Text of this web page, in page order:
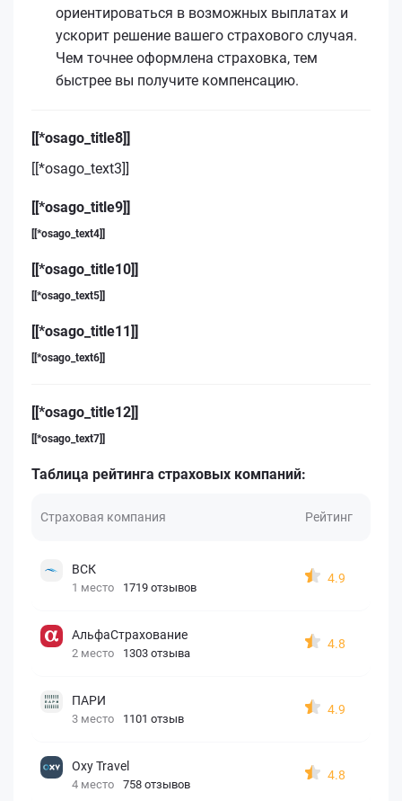
ориентироваться в возможных выплатах и
ускорит решение вашего страхового случая.
Чем точнее оформлена страховка, тем
быстрее вы получите компенсацию.
[[*osago_title8]]
[[*osago_text3]]
[[*osago_title9]]
[[*osago_text4]]
[[*osago_title10]]
[[*osago_text5]]
[[*osago_title11]]
[[*osago_text6]]
[[*osago_title12]]
[[*osago_text7]]
Таблица рейтинга страховых компаний:
Страховая компания Рейтинг
ВСК
1 место 1719 отзывов
4.9
АльфаСтрахование
2 место 1303 отзыва
4.8
ПАРИ
3 место 1101 отзыв
4.9
Oxy Travel
4 место 758 отзывов
4.8